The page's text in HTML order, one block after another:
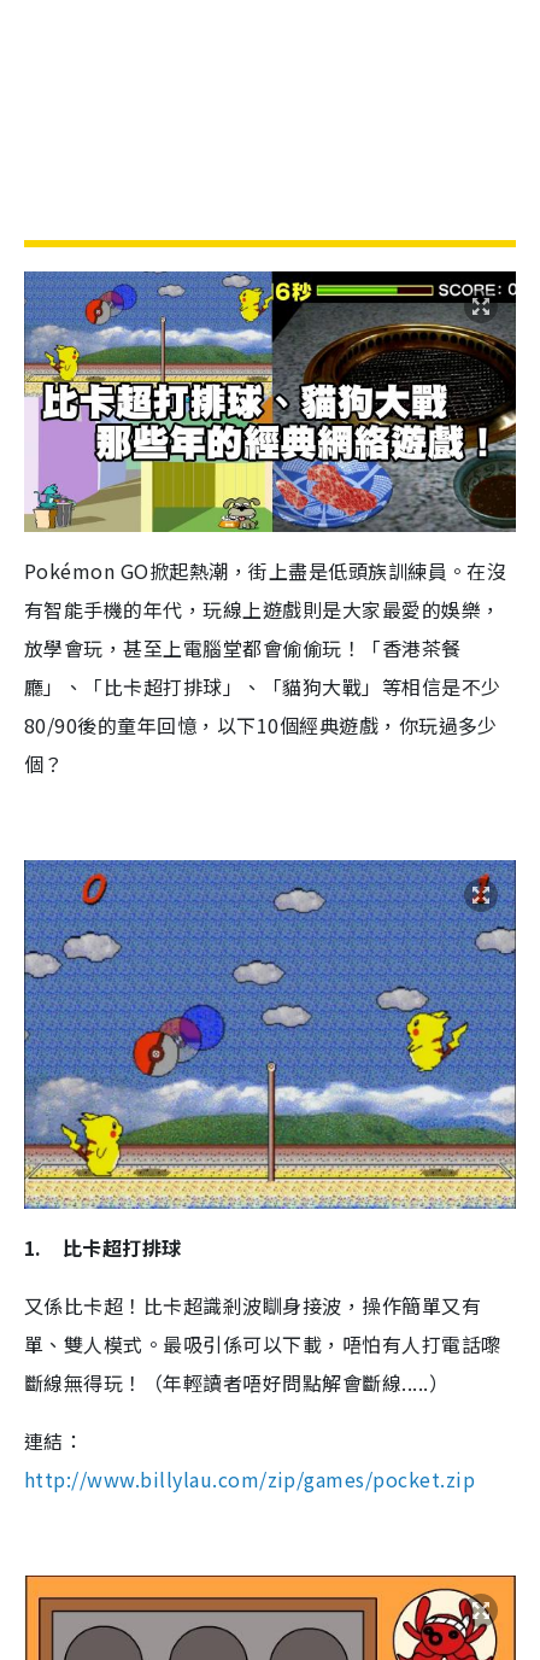
Pokémon GO掀起熱潮，街上盡是低頭族訓練員。在沒
有智能手機的年代，玩線上遊戲則是大家最愛的娛樂，
放學會玩，甚至 上電腦堂都會偷偷玩！
「香港茶餐
廳」、「比卡超打排球」、「貓狗大戰」等相信是不少
80/90後的童年回憶，以下10個經典遊戲，你玩過多少
個？
1.
比卡超打排球
又係比卡超！比卡超識剎波瞓身接波，操作簡單又有
單、雙人模式。最吸引係可以下載，唔怕有人打電話嚟
斷線無得玩！（年輕讀者唔好問點解會斷線.....）
連結：
http://www.billylau.com/zip/games/pocket.zip